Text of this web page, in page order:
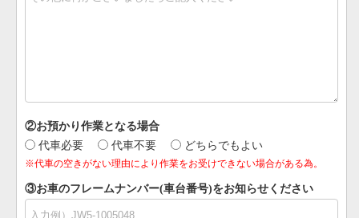
②お預かり作業となる場合
代車必要
代車不要 どちらでもよい
※代車の空きがない理由により作業をお受けできない場合がある為。
③お車のフレームナンバー(車台番号)をお知らせください